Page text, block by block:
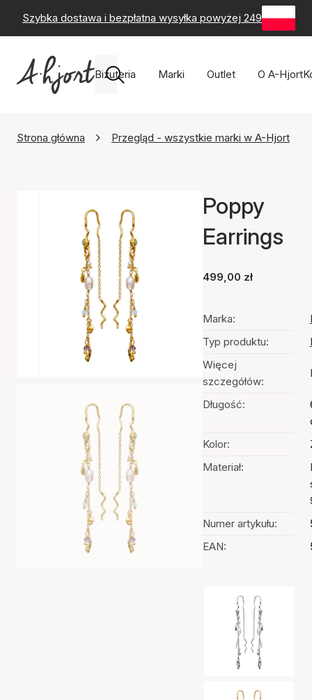
Szybka dostawa i bezpłatna wysyłka powyżej 249 zł -
Biżuteria Marki Outlet O A-Hjort
Strona główna Przegląd - wszystkie marki w A-Hjort
Poppy
Earrings
499,00 zł
Marka:
Typ produktu:
Więcej
szczegółów:
Długość:
Kolor:
Materiał:
Numer artykułu:
EAN:
Wybór kolorów